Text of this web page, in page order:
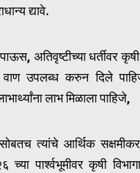
द्यावे.
अतिवृष्टीच्या धर्तीवर
वाण उपलब्ध करुन दिले
लाभ मिळाला पाहिजे,
त्यांचे आर्थिक
पार्श्वभूमीवर कृषी